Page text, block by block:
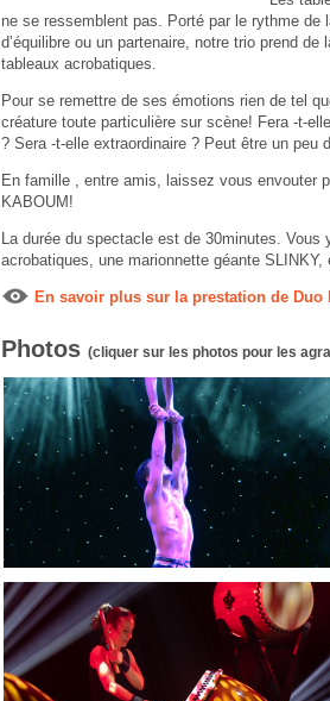
ne se ressemblent pas. Porté par le rythme de
d’équilibre ou un partenaire, notre trio prend de
tableaux acrobatiques.
Pour se remettre de ses émotions rien de tel
créature toute particulière sur scène! Fera -t-
? Sera -t-elle extraordinaire ? Peut être un peu
En famille , entre amis, laissez vous envouter
KABOUM!
La durée du spectacle est de 30minutes.
acrobatiques, une marionnette géante
En savoir plus sur la prestation de Duo
Photos (cliquer sur les photos pour les